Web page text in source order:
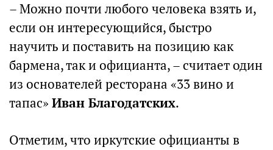
– Можно почти любого человека взять и,
если он интересующийся, быстро
научить и поставить на позицию как
бармена, так и официанта, – считает один
из основателей ресторана «33 вино и
тапас»Иван Благодатских.
Отметим, что иркутские официанты в